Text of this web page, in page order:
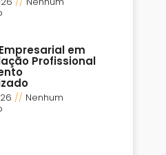
em
Profissional
Nenhum